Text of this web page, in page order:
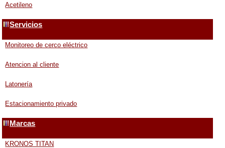
Acetileno
Servicios
Monitoreo de cerco eléctrico
Atencion al cliente
Latonería
Estacionamiento privado
Marcas
KRONOS TITAN